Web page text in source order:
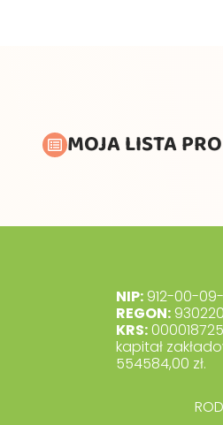
MOJA LISTA
NIP:912-00-09-
REGON:
KRS:
kapitał
554584,00 zł.